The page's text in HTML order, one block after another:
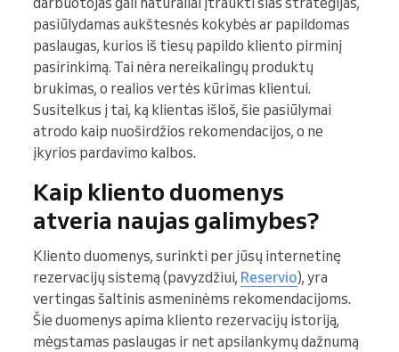
pasiūlydamas aukštesnės kokybės ar papildomas
paslaugas, kurios iš tiesų papildo kliento pirminį
pasirinkimą. Tai nėra nereikalingų produktų
brukimas, o realios vertės kūrimas klientui.
Susitelkus į tai, ką klientas išloš, šie pasiūlymai
atrodo kaip nuoširdžios rekomendacijos, o ne
įkyrios pardavimo kalbos.
Kaip kliento duomenys
atveria naujas galimybes?
Kliento duomenys, surinkti per jūsų internetinę
rezervacijų sistemą (pavyzdžiui, Reservio), yra
vertingas šaltinis asmeninėms rekomendacijoms.
Šie duomenys apima kliento rezervacijų istoriją,
mėgstamas paslaugas ir net apsilankymų dažnumą